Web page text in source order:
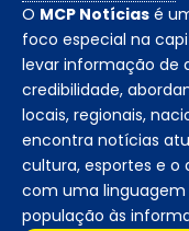
O MCP Notícias é
foco especial na
levar informação de
credibilidade,
locais, regionais,
encontra notícias
cultura, esportes e o
com uma
população às